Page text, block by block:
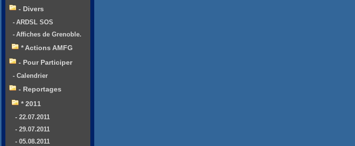
- Divers
- ARDSL SOS
- Affiches de Grenoble.
* Actions AMFG
- Pour Participer
- Calendrier
- Reportages
* 2011
- 22.07.2011
- 29.07.2011
- 05.08.2011